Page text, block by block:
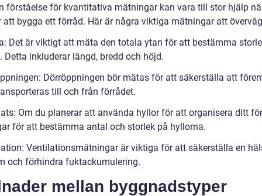
förståelse för kvantitativa mätningar kan vara till stor hjälp
att bygga ett förråd. Här är några viktiga mätningar att
Det är viktigt att mäta den totala ytan för att bestämma
Detta inkluderar längd, bredd och höjd.
Dörröppningen bör mätas för att säkerställa att
till och från förrådet.
Om du planerar att använda hyllor för att organisera ditt
för att bestämma antal och storlek på hyllorna.
Ventilationsmätningar är viktiga för att säkerställa en
och förhindra fuktackumulering.
mellan byggnadstyper